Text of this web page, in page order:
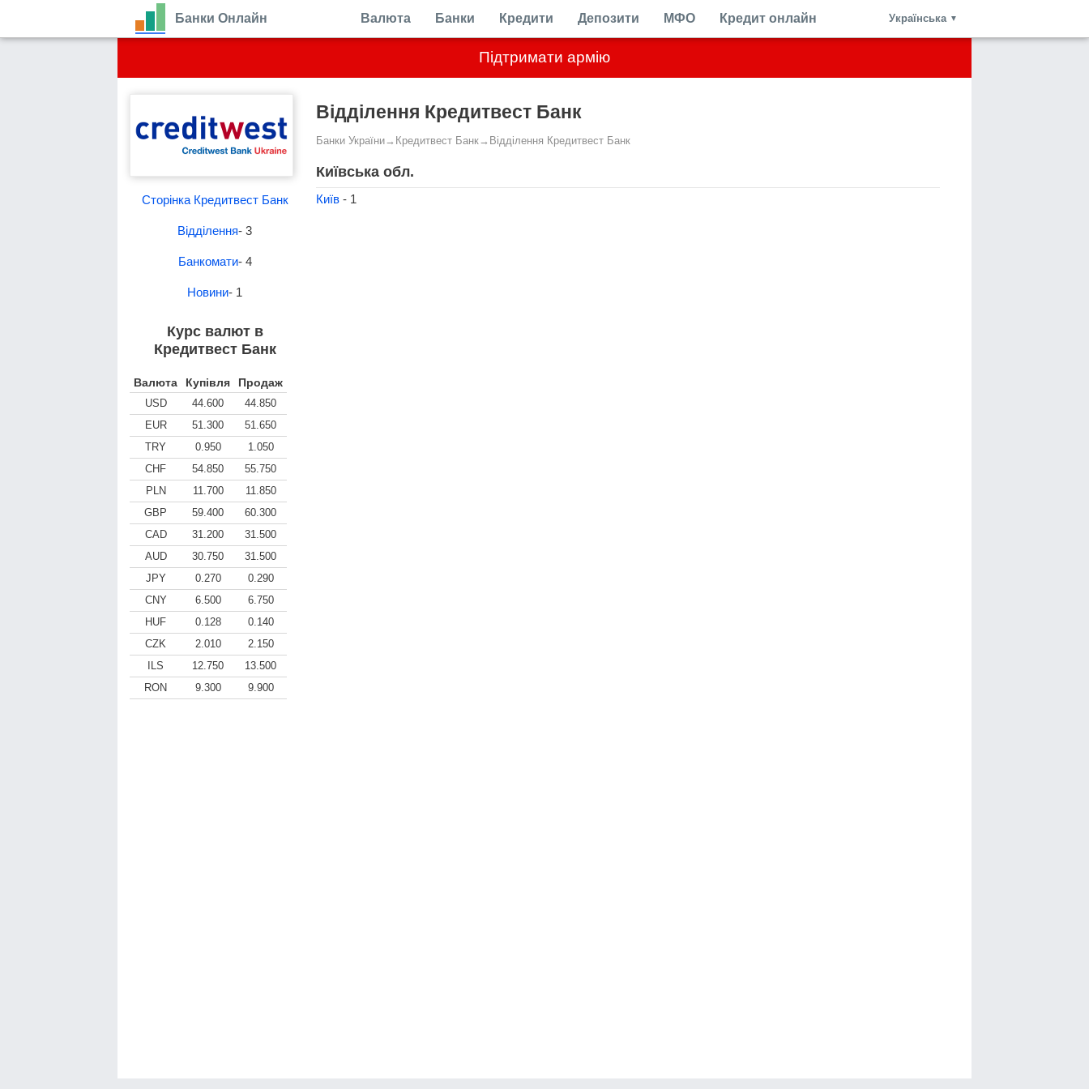
Підтримати армію
Банки Онлайн Валюта Банки Кредити Депозити МФО Кредит онлайн Українська ▼
Сторінка Кредитвест Банк
Відділення- 3
Банкомати- 4
Новини- 1
Курс валют в
Кредитвест Банк
Валюта Купівля Продаж
USD 44.600
44.850
EUR
51.300
51.650
TRY
0.950
1.050
CHF
54.850
55.750
PLN
11.700
11.850
GBP
59.400
60.300
CAD
31.200
31.500
AUD
30.750
31.500
JPY
0.270
0.290
CNY
6.500
6.750
HUF
0.128
0.140
CZK
2.010
2.150
ILS
12.750
13.500
RON
9.300 9.900
Відділення Кредитвест Банк
Банки України→ Кредитвест Банк→ Відділення Кредитвест Банк
Київська обл.
Київ - 1